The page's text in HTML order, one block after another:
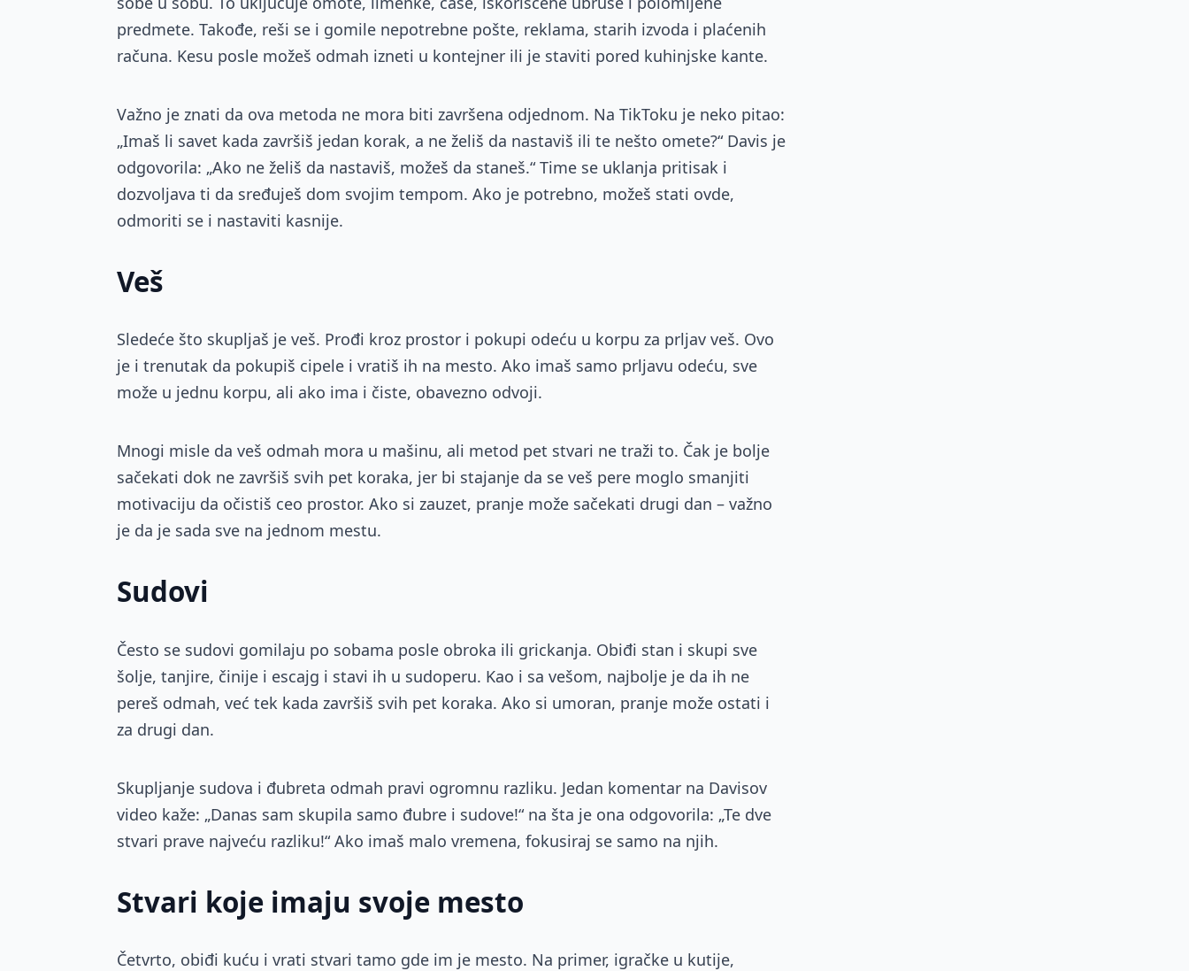
predmete. Takođe, reši se i gomile nepotrebne pošte, reklama, starih izvodа i plaćenih
računa. Kesu posle možeš odmah izneti u kontejner ili je staviti pored kuhinjske kante.
Važno je znati da ova metoda ne mora biti završena odjednom. Na TikToku je neko pitao:
„Imaš li savet kada završiš jedan korak, a ne želiš da nastaviš ili te nešto omete?“ Davis je
odgovorila: „Ako ne želiš da nastaviš, možeš da staneš.“ Time se uklanja pritisak i
dozvoljava ti da sređuješ dom svojim tempom. Ako je potrebno, možeš stati ovde,
odmoriti se i nastaviti kasnije.
Veš
Sledeće što skupljaš je veš. Prođi kroz prostor i pokupi odeću u korpu za prljav veš. Ovo
je i trenutak da pokupiš cipele i vratiš ih na mesto. Ako imaš samo prljavu odeću, sve
može u jednu korpu, ali ako ima i čiste, obavezno odvoji.
Mnogi misle da veš odmah mora u mašinu, ali metod pet stvari ne traži to. Čak je bolje
sačekati dok ne završiš svih pet koraka, jer bi stajanje da se veš pere moglo smanjiti
motivaciju da očistiš ceo prostor. Ako si zauzet, pranje može sačekati drugi dan – važno
je da je sada sve na jednom mestu.
Sudovi
Često se sudovi gomilaju po sobama posle obroka ili grickanja. Obiđi stan i skupi sve
šolje, tanjire, činije i escajg i stavi ih u sudoperu. Kao i sa vešom, najbolje je da ih ne
pereš odmah, već tek kada završiš svih pet koraka. Ako si umoran, pranje može ostati i
za drugi dan.
Skupljanje sudova i đubreta odmah pravi ogromnu razliku. Jedan komentar na Davisov
video kaže: „Danas sam skupila samo đubre i sudove!“ na šta je ona odgovorila: „Te dve
stvari prave najveću razliku!“ Ako imaš malo vremena, fokusiraj se samo na njih.
Stvari koje imaju svoje mesto
Četvrto, obiđi kuću i vrati stvari tamo gde im je mesto. Na primer, igračke u kutije,